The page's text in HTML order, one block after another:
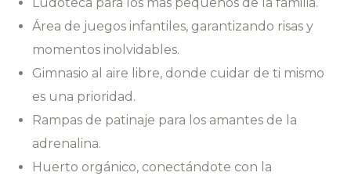
Ludoteca para los más pequeños de la familia.
Área de juegos infantiles, garantizando risas y
momentos inolvidables.
Gimnasio al aire libre, donde cuidar de ti mismo
es una prioridad.
Rampas de patinaje para los amantes de la
adrenalina.
Huerto orgánico, conectándote con la